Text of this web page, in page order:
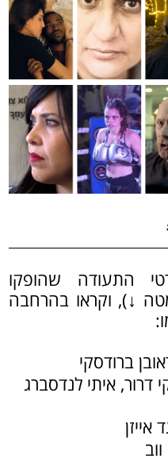
התעודה שהופקו
↓), וקראו בהרחבה
ברודסקי
דרור, איתי לנדסברג
אייזן